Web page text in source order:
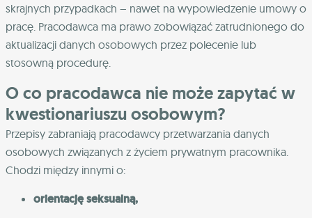
skrajnych przypadkach – nawet na wypowiedzenie umowy o
pracę. Pracodawca ma prawo zobowiązać zatrudnionego do
aktualizacji danych osobowych przez polecenie lub
stosowną procedurę.
O co pracodawca nie może zapytać w
kwestionariuszu osobowym?
Przepisy zabraniają pracodawcy przetwarzania danych
osobowych związanych z życiem prywatnym pracownika.
Chodzi między innymi o:
orientację seksualną,